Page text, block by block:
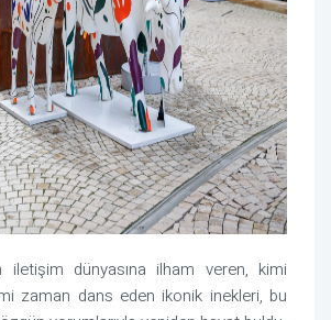
iletişim dünyasına ilham veren, kimi
zaman dans eden ikonik inekleri, bu